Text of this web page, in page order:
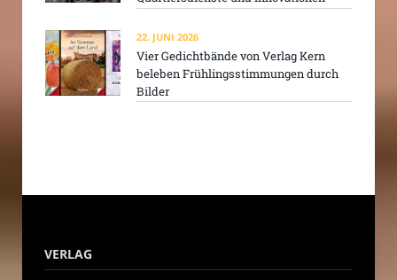
22. JUNI 2026
Vier Gedichtbände von Verlag Kern
beleben Frühlingsstimmungen durch
Bilder
VERLAG